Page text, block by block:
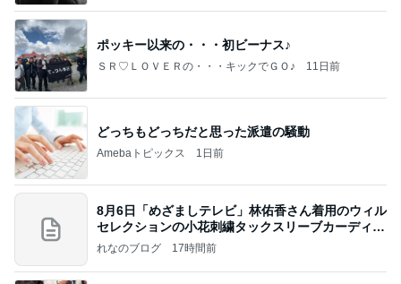
ポッキー以来の・・・初ビーナス♪
ＳＲ♡ＬＯＶＥＲの・・・キックでＧＯ♪ 11日前
どっちもどっちだと思った派遣の騒動
Amebaトピックス 1日前
8月6日「めざましテレビ」林佑香さん着用のウィル
セレクションの小花刺繍タックスリーブカーディガ
ン
れなのブログ 17時間前